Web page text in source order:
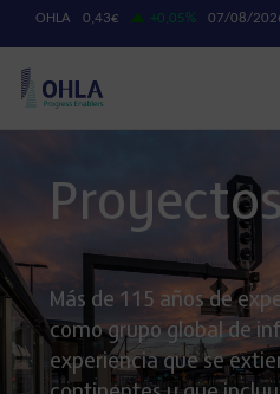
Proyectos
Más de 115 años de
como grupo global de
experiencia que se